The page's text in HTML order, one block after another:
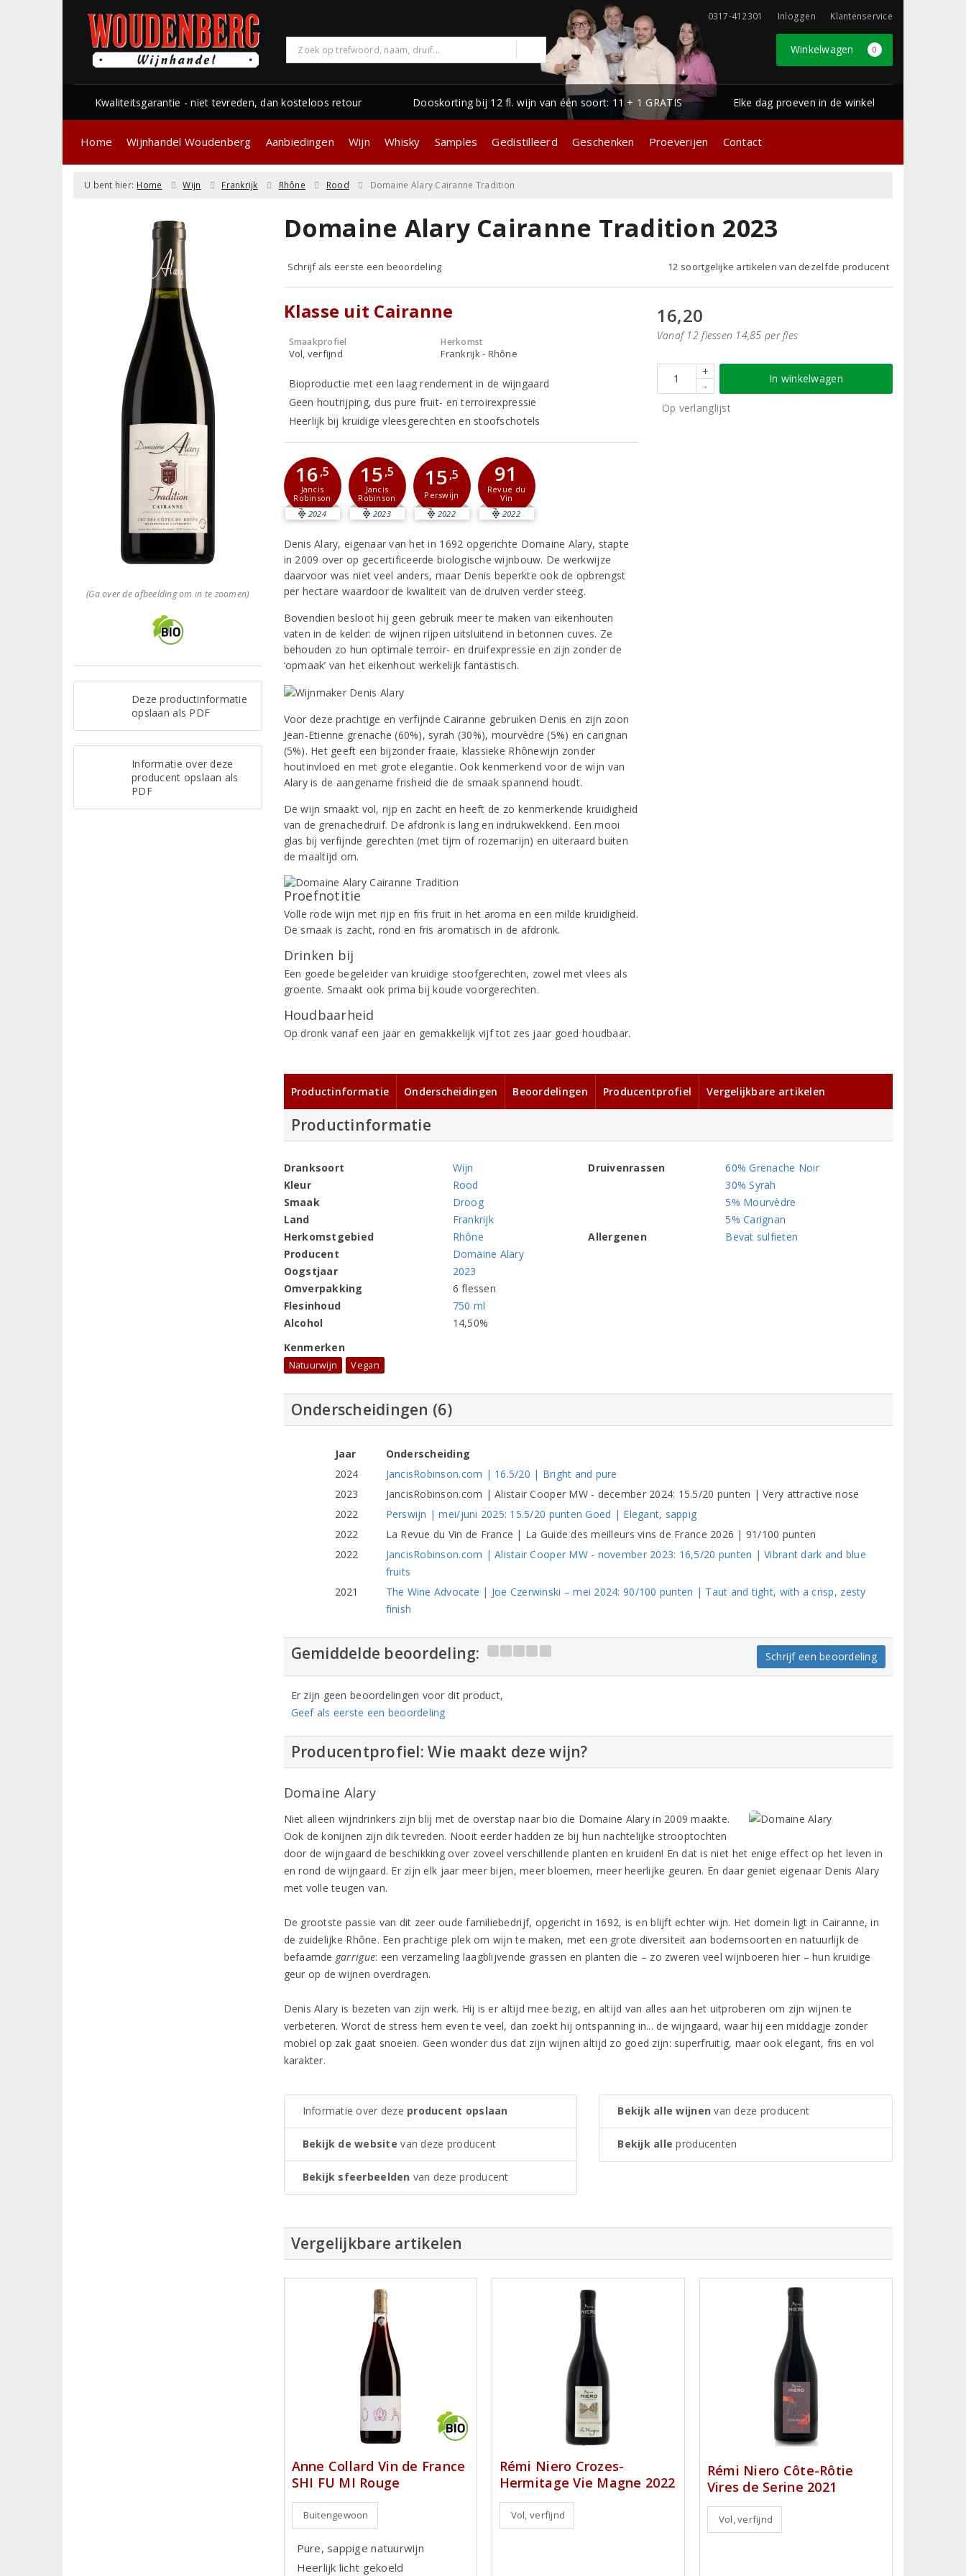
0317-412301 Inloggen Klantenservice
Winkelwagen 0
Kwaliteitsgarantie - niet tevreden, dan kosteloos retour Dooskorting bij 12 fl. wijn van één soort: 11 + 1 GRATIS Elke dag proeven in de winkel
Home Wijnhandel Woudenberg Aanbiedingen Wijn Whisky Samples Gedistilleerd Geschenken Proeverijen Contact
U bent hier: Home Wijn Frankrijk Rhône Rood Domaine Alary Cairanne Tradition
(Ga over de afbeelding om in te zoomen)
Deze productinformatie
opslaan als PDF
Informatie over deze
producent opslaan als
PDF
Domaine Alary Cairanne Tradition 2023
Schrijf als eerste een beoordeling 12 soortgelijke artikelen van dezelfde producent
Klasse uit Cairanne
Smaakprofiel
Vol, verfijnd
Herkomst
Frankrijk - Rhône
Bioproductie met een laag rendement in de wijngaard
Geen houtrijping, dus pure fruit- en terroirexpressie
Heerlijk bij kruidige vleesgerechten en stoofschotels
16,5
Jancis
Robinson
2024
15,5
Jancis
Robinson
2023
15,5
Perswijn
2022
91
Revue du
Vin
2022
Denis Alary, eigenaar van het in 1692 opgerichte Domaine Alary, stapte
in 2009 over op gecertificeerde biologische wijnbouw. De werkwijze
daarvoor was niet veel anders, maar Denis beperkte ook de opbrengst
per hectare waardoor de kwaliteit van de druiven verder steeg.
Bovendien besloot hij geen gebruik meer te maken van eikenhouten
vaten in de kelder: de wijnen rijpen uitsluitend in betonnen cuves. Ze
behouden zo hun optimale terroir- en druifexpressie en zijn zonder de
‘opmaak’ van het eikenhout werkelijk fantastisch.
Voor deze prachtige en verfijnde Cairanne gebruiken Denis en zijn zoon
Jean-Etienne grenache (60%), syrah (30%), mourvèdre (5%) en carignan
(5%). Het geeft een bijzonder fraaie, klassieke Rhônewijn zonder
houtinvloed en met grote elegantie. Ook kenmerkend voor de wijn van
Alary is de aangename frisheid die de smaak spannend houdt.
De wijn smaakt vol, rijp en zacht en heeft de zo kenmerkende kruidigheid
van de grenachedruif. De afdronk is lang en indrukwekkend. Een mooi
glas bij verfijnde gerechten (met tijm of rozemarijn) en uiteraard buiten
de maaltijd om.
Proefnotitie
Volle rode wijn met rijp en fris fruit in het aroma en een milde kruidigheid.
De smaak is zacht, rond en fris aromatisch in de afdronk.
Drinken bij
Een goede begeleider van kruidige stoofgerechten, zowel met vlees als
groente. Smaakt ook prima bij koude voorgerechten.
Houdbaarheid
Op dronk vanaf een jaar en gemakkelijk vijf tot zes jaar goed houdbaar.
16,20
Vanaf 12 flessen 14,85 per fles
+
-
In winkelwagen
Op verlanglijst
Productinformatie Onderscheidingen Beoordelingen Producentprofiel Vergelijkbare artikelen
Productinformatie
Dranksoort
Wijn
Kleur
Rood
Smaak
Droog
Land
Frankrijk
Herkomstgebied
Rhône
Producent
Domaine Alary
Oogstjaar
2023
Omverpakking
6 flessen
Flesinhoud
750 ml
Alcohol
14,50%
Druivenrassen
60% Grenache Noir
30% Syrah
5% Mourvèdre
5% Carignan
Allergenen
Bevat sulfieten
Kenmerken
Natuurwijn Vegan
Onderscheidingen (6)
Jaar
Onderscheiding
2024
JancisRobinson.com | 16.5/20 | Bright and pure
2023
JancisRobinson.com | Alistair Cooper MW - december 2024: 15.5/20 punten | Very attractive nose
2022
Perswijn | mei/juni 2025: 15.5/20 punten Goed | Elegant, sappig
2022
La Revue du Vin de France | La Guide des meilleurs vins de France 2026 | 91/100 punten
2022
JancisRobinson.com | Alistair Cooper MW - november 2023: 16,5/20 punten | Vibrant dark and blue
fruits
2021
The Wine Advocate | Joe Czerwinski – mei 2024: 90/100 punten | Taut and tight, with a crisp, zesty
finish
Gemiddelde beoordeling: Schrijf een beoordeling
Er zijn geen beoordelingen voor dit product,
Geef als eerste een beoordeling
Producentprofiel: Wie maakt deze wijn?
Domaine Alary
Niet alleen wijndrinkers zijn blij met de overstap naar bio die Domaine Alary in 2009 maakte.
Ook de konijnen zijn dik tevreden. Nooit eerder hadden ze bij hun nachtelijke strooptochten
door de wijngaard de beschikking over zoveel verschillende planten en kruiden! En dat is niet het enige effect op het leven in
en rond de wijngaard. Er zijn elk jaar meer bijen, meer bloemen, meer heerlijke geuren. En daar geniet eigenaar Denis Alary
met volle teugen van.
De grootste passie van dit zeer oude familiebedrijf, opgericht in 1692, is en blijft echter wijn. Het domein ligt in Cairanne, in
de zuidelijke Rhône. Een prachtige plek om wijn te maken, met een grote diversiteit aan bodemsoorten en natuurlijk de
befaamde garrigue: een verzameling laagblijvende grassen en planten die – zo zweren veel wijnboeren hier – hun kruidige
geur op de wijnen overdragen.
Denis Alary is bezeten van zijn werk. Hij is er altijd mee bezig, en altijd van alles aan het uitproberen om zijn wijnen te
verbeteren. Wordt de stress hem even te veel, dan zoekt hij ontspanning in... de wijngaard, waar hij een middagje zonder
mobiel op zak gaat snoeien. Geen wonder dus dat zijn wijnen altijd zo goed zijn: superfruitig, maar ook elegant, fris en vol
karakter.
Informatie over deze producent opslaan
Bekijk de website van deze producent
Bekijk sfeerbeelden van deze producent
Bekijk alle wijnen van deze producent
Bekijk alle producenten
Vergelijkbare artikelen
Anne Collard Vin de France
SHI FU MI Rouge
Buitengewoon
Pure, sappige natuurwijn
Heerlijk licht gekoeld
Rémi Niero Crozes-
Hermitage Vie Magne 2022
Vol, verfijnd
Rémi Niero Côte-Rôtie
Vires de Serine 2021
Vol, verfijnd